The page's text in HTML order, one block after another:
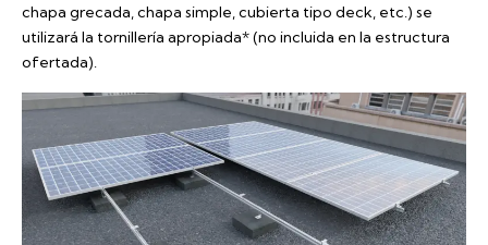
chapa grecada, chapa simple, cubierta tipo deck, etc.) se
utilizará la tornillería apropiada* (no incluida en la estructura
ofertada).